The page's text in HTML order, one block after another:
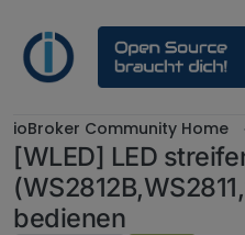
ioBroker Community Home
[WLED] LED
bedienen